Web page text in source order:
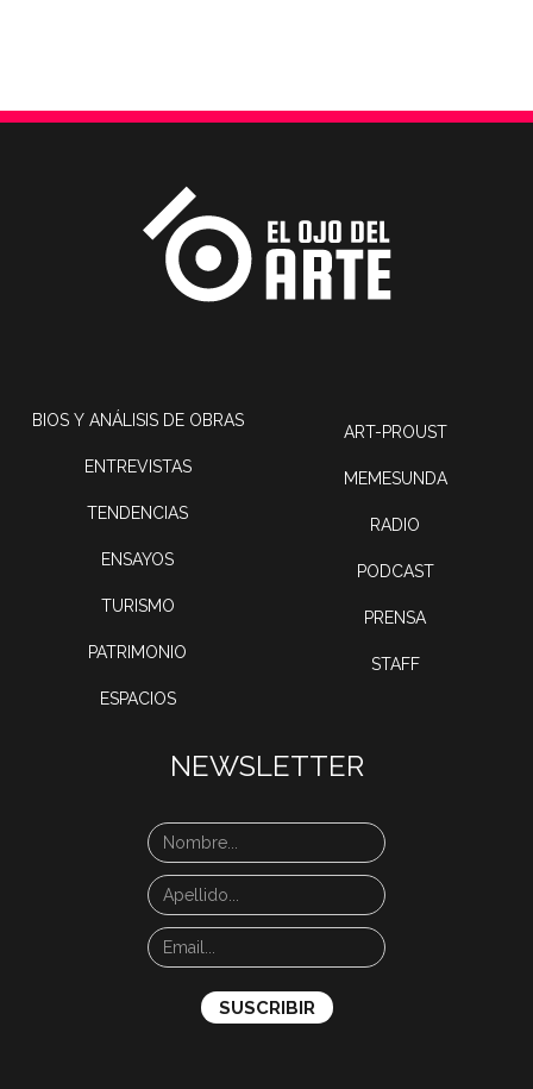
BIOS Y ANÁLISIS DE OBRAS
ENTREVISTAS
TENDENCIAS
ENSAYOS
TURISMO
PATRIMONIO
ESPACIOS
ART-PROUST
MEMESUNDA
RADIO
PODCAST
PRENSA
STAFF
NEWSLETTER